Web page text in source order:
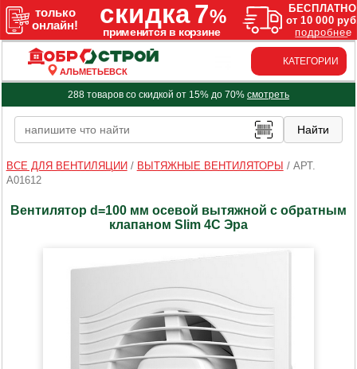
АЛЬМЕТЬЕВСК
КАТЕГОРИИ
288 товаров со скидкой от 15% до 70% смотреть
ВСЕ ДЛЯ ВЕНТИЛЯЦИИ / ВЫТЯЖНЫЕ ВЕНТИЛЯТОРЫ / АРТ.
A01612
Вентилятор d=100 мм осевой вытяжной с обратным
клапаном Slim 4С Эра